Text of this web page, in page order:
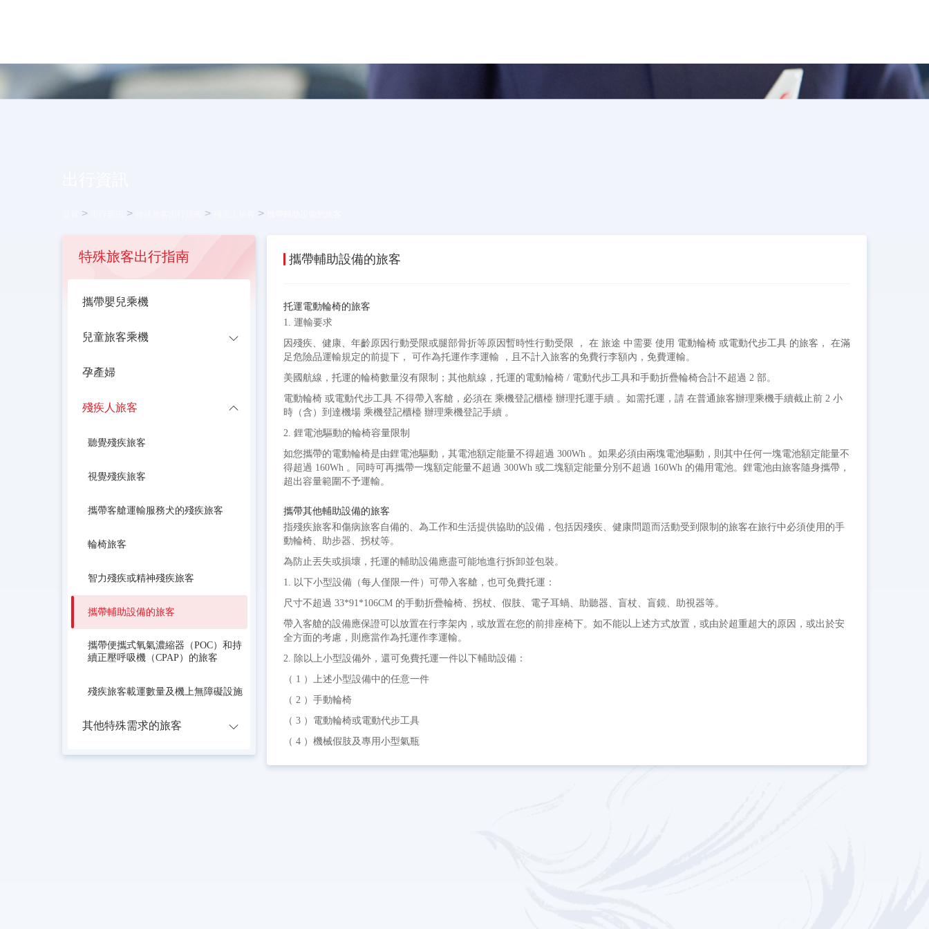
> > > >
特殊旅客出行指南
攜帶嬰兒乘機
兒童旅客乘機
孕產婦
殘疾人旅客
聽覺殘疾旅客
視覺殘疾旅客
攜帶客艙運輸服務犬的殘疾旅客
輪椅旅客
智力殘疾或精神殘疾旅客
攜帶輔助設備的旅客
攜帶便攜式氧氣濃縮器（POC）和持
續正壓呼吸機（CPAP）的旅客
殘疾旅客載運數量及機上無障礙設施
其他特殊需求的旅客
攜帶輔助設備的旅客
托運電動輪椅的旅客
1. 運輸要求
因殘疾、健康、年齡原因行動受限或腿部骨折等原因暫時性行動受限 ， 在 旅途 中需要 使用 電動輪椅 或電動代步工具 的旅客， 在滿
足危險品運輸規定的前提下， 可作為托運作李運輸 ，且不計入旅客的免費行李額內，免費運輸。
美國航線，托運的輪椅數量沒有限制；其他航線，托運的電動輪椅 / 電動代步工具和手動折疊輪椅合計不超過 2 部。
電動輪椅 或電動代步工具 不得帶入客艙，必須在 乘機登記櫃檯 辦理托運手續 。如需托運，請 在普通旅客辦理乘機手續截止前 2 小
時（含）到達機場 乘機登記櫃檯 辦理乘機登記手續 。
2. 鋰電池驅動的輪椅容量限制
如您攜帶的電動輪椅是由鋰電池驅動，其電池額定能量不得超過 300Wh 。如果必須由兩塊電池驅動，則其中任何一塊電池額定能量不
得超過 160Wh 。同時可再攜帶一塊額定能量不超過 300Wh 或二塊額定能量分別不超過 160Wh 的備用電池。鋰電池由旅客隨身攜帶，
超出容量範圍不予運輸。
攜帶其他輔助設備的旅客
指殘疾旅客和傷病旅客自備的、為工作和生活提供協助的設備，包括因殘疾、健康問題而活動受到限制的旅客在旅行中必須使用的手
動輪椅、助步器、拐杖等。
為防止丟失或損壞，托運的輔助設備應盡可能地進行拆卸並包裝。
1. 以下小型設備（每人僅限一件）可帶入客艙，也可免費托運：
尺寸不超過 33*91*106CM 的手動折疊輪椅、拐杖、假肢、電子耳蝸、助聽器、盲杖、盲鏡、助視器等。
帶入客艙的設備應保證可以放置在行李架內，或放置在您的前排座椅下。如不能以上述方式放置，或由於超重超大的原因，或出於安
全方面的考慮，則應當作為托運作李運輸。
2. 除以上小型設備外，還可免費托運一件以下輔助設備：
（ 1 ）上述小型設備中的任意一件
（ 2 ）手動輪椅
（ 3 ）電動輪椅或電動代步工具
（ 4 ）機械假肢及專用小型氣瓶